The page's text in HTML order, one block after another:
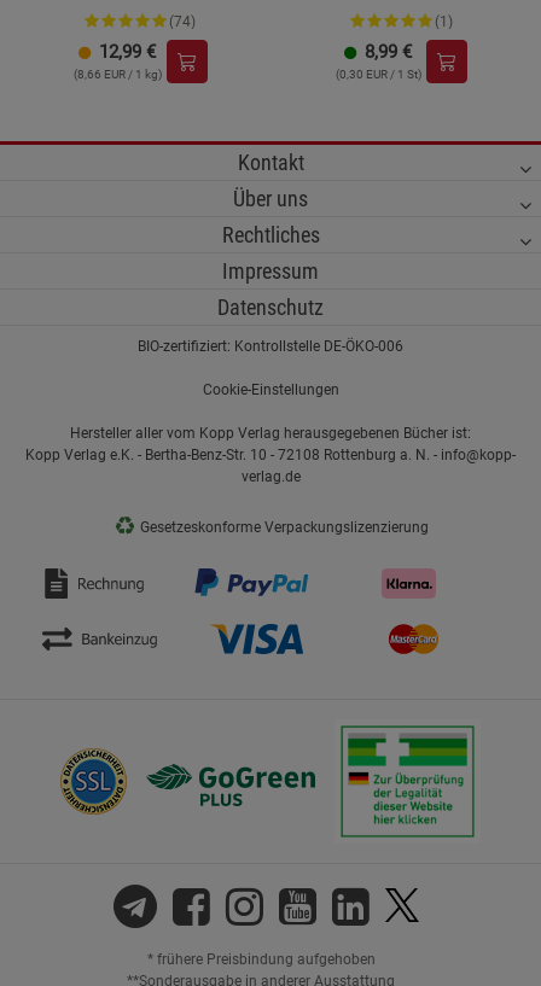
(74)
12,99 €
(8,66 EUR / 1 kg)
(1)
8,99 €
(0,30 EUR / 1 St)
Kontakt
Über uns
Rechtliches
Impressum
Datenschutz
BIO-zertifiziert: Kontrollstelle DE-ÖKO-006
Cookie-Einstellungen
Hersteller aller vom Kopp Verlag herausgegebenen Bücher ist:
Kopp Verlag e.K. - Bertha-Benz-Str. 10 - 72108 Rottenburg a. N. - info@kopp-
verlag.de
♻ Gesetzeskonforme Verpackungslizenzierung
* frühere Preisbindung aufgehoben
**Sonderausgabe in anderer Ausstattung